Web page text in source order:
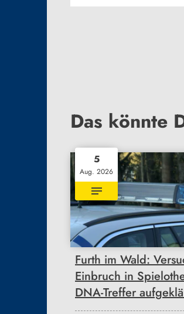
Das könnte
5
Aug. 2026
Furth im Wald:
Einbruch in
DNA-Treffer